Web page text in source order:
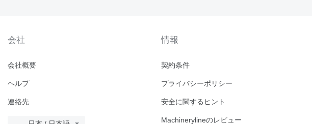
会社
会社概要
ヘルプ
連絡先
情報
契約条件
プライバシーポリシー
安全に関するヒント
Machinerylineのレビュー